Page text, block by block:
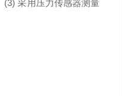
(3) 采用压力传感器测量